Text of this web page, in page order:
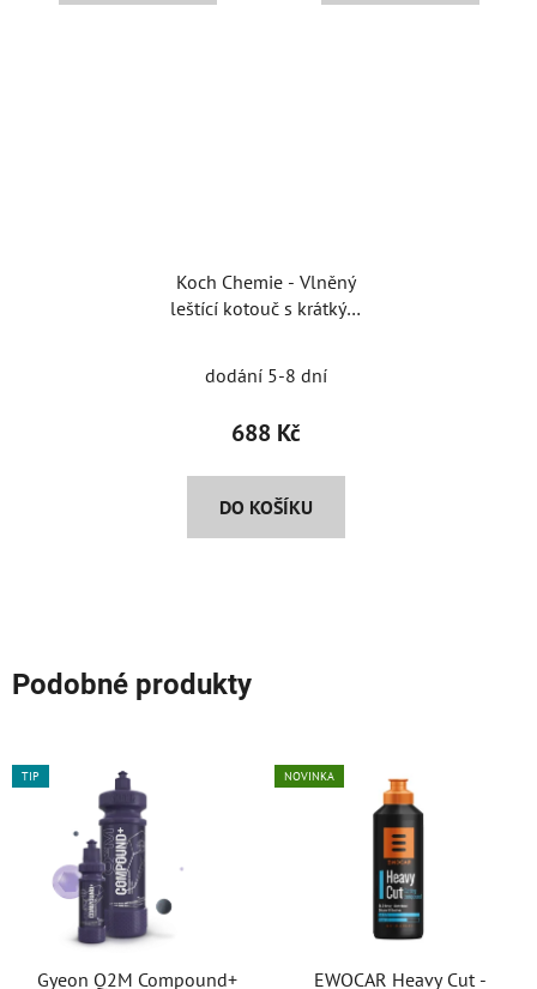
Koch Chemie - Vlněný
leštící kotouč s krátkým
dodání 5-8 dní
688 Kč
DO KOŠÍKU
Podobné produkty
TIP
Gyeon Q2M Compound+
NOVINKA
EWOCAR Heavy Cut -